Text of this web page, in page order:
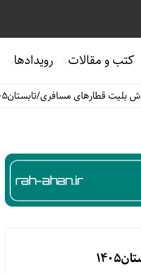
کتب و مقالات رویدادها
قطارهای مسافری/تابستان۱۴۰۵